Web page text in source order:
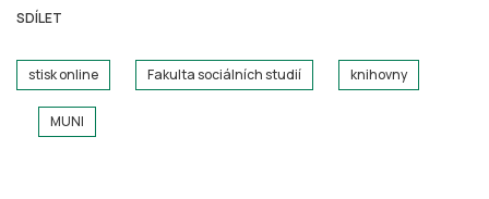
SDÍLET
stisk online Fakulta sociálních studií knihovny
MUNI